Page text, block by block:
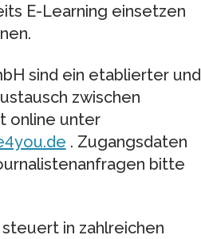
E-Learning einsetzen
sind ein etablierter und
zwischen
online unter
. Zugangsdaten
bitte
in zahlreichen